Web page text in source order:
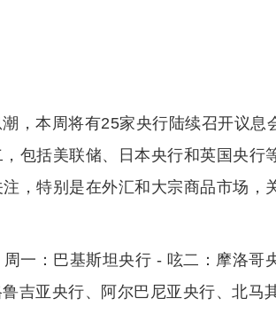
，本周将有25家央行陆续召开议息
包括美联储、日本央行和英国央行
，特别是在外汇和大宗商品市场，
一：巴基斯坦央行 - 呟二：摩洛哥
吉亚央行、阿尔巴尼亚央行、北马